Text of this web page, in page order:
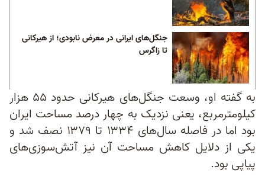
جنگل‌های ایرانی در معرض نابودی؛ از هیرکانی
تا زاگرس
به گفته او، وسعت جنگل‌های هیرکانی حدود ۵۵ هزار
کیلومترمربع، یعنی نزدیک به چهار درصد مساحت ایران
بود اما در فاصله سال‌های ۱۳۳۴ تا ۱۳۷۹ نصف شد و
یکی از دلایل کاهش مساحت آن نیز آتش‌سوزی‌های
پیاپی بود.